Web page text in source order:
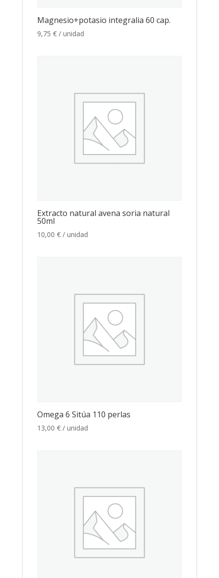
Magnesio+potasio integralia 60 cap.
9,75 € / unidad
Extracto natural avena soria natural
50ml
10,00 € / unidad
Omega 6 Sitúa 110 perlas
13,00 € / unidad